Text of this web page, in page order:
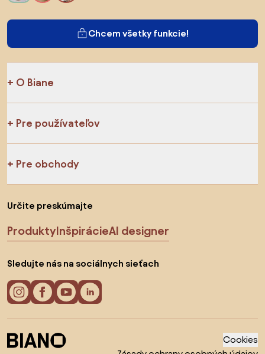
Chcem všetky funkcie!
O Biane
Pre používateľov
Pre obchody
Určite preskúmajte
ProduktyInšpirácieAI designer
Sledujte nás na sociálnych sieťach
Cookies